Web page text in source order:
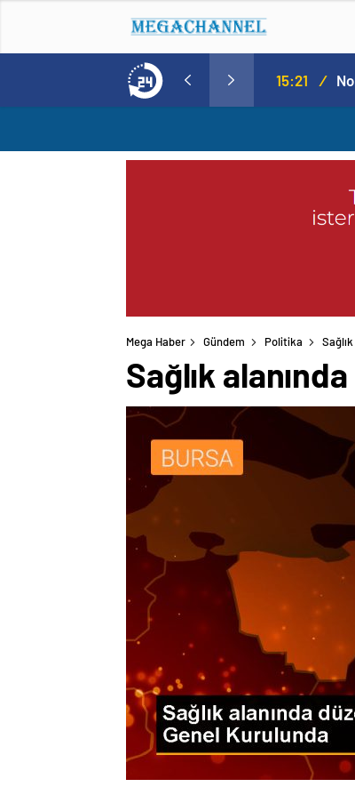
Tam 5 futbolcu…. 15:21 /
Mega Haber Gündem Politika
Sağlık